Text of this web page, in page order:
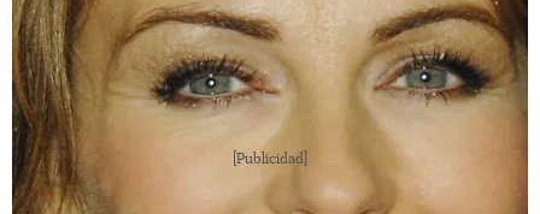
[Publicidad]